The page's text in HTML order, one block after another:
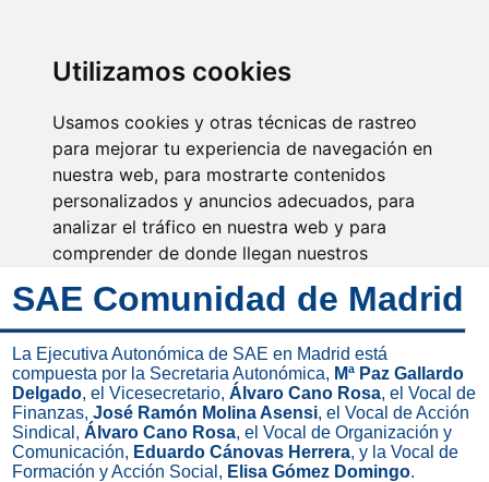
Utilizamos cookies
Usamos cookies y otras técnicas de rastreo
para mejorar tu experiencia de navegación en
nuestra web, para mostrarte contenidos
personalizados y anuncios adecuados, para
analizar el tráfico en nuestra web y para
comprender de donde llegan nuestros
Aceptar
Rechazar
Configurar
El cuidado es la esencia de
la enfermería
SAE Comunidad de Madrid
La Ejecutiva Autonómica de SAE en Madrid está
compuesta por la Secretaria Autonómica, Mª Paz Gallardo
Delgado, el Vicesecretario,Álvaro Cano Rosa, el Vocal de
Finanzas,José Ramón Molina Asensi, el Vocal de Acción
Sindical,Álvaro Cano Rosa, el Vocal de Organización y
Comunicación, Eduardo Cánovas Herrera, y la Vocal de
Formación y Acción Social, Elisa Gómez Domingo.